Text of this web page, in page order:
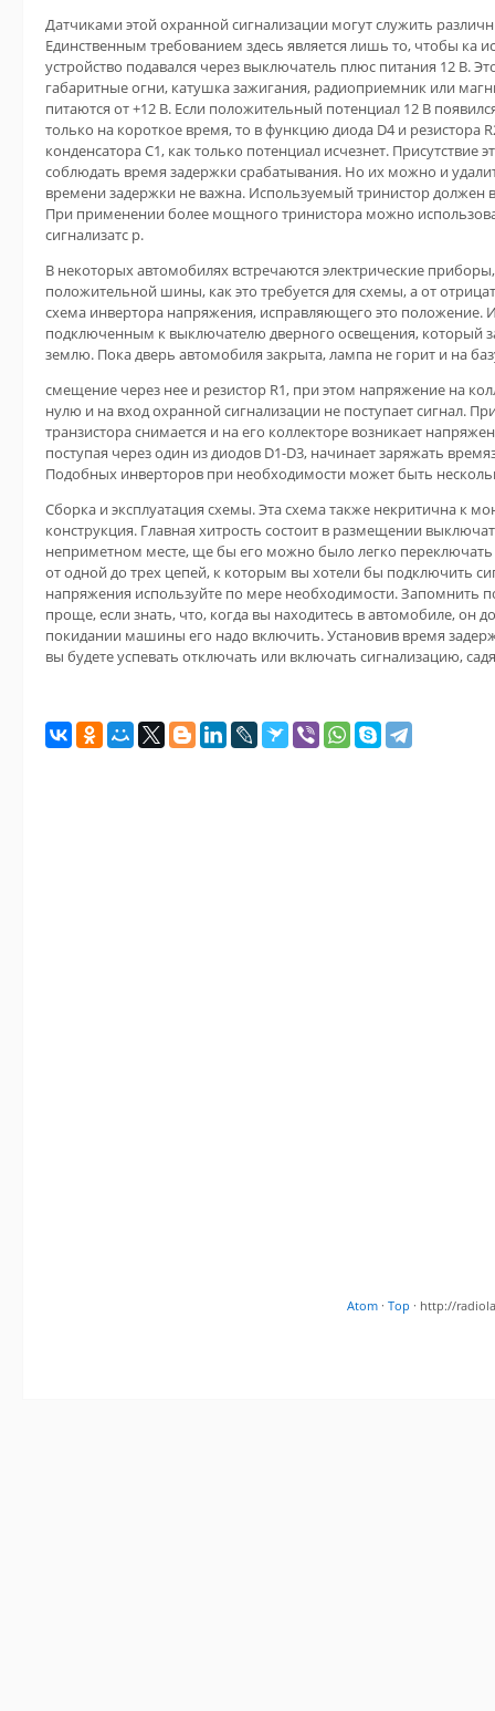
Датчиками этой охранной сигнализации могут служить
Единственным требованием здесь является лишь то, чтобы ка
устройство подавался через выключатель плюс питания 12 В.
габаритные огни, катушка зажигания, радиоприемник или
питаются от +12 В. Если положительный потенциал 12 В
только на короткое время, то в функцию диода D4 и резистора
конденсатора С1, как только потенциал исчезнет. Присутствие
соблюдать время задержки срабатывания. Но их можно и
времени задержки не важна. Используемый тринистор должен
При применении более мощного тринистора можно
сигнализатс р.
В некоторых автомобилях встречаются электрические
положительной шины, как это требуется для схемы, а от
схема инвертора напряжения, исправляющего это положение.
подключенным к выключателю дверного освещения, который
землю. Пока дверь автомобиля закрыта, лампа не горит и на
смещение через нее и резистор R1, при этом напряжение на
нулю и на вход охранной сигнализации не поступает сигнал.
транзистора снимается и на его коллекторе возникает
поступая через один из диодов D1-D3, начинает заряжать
Подобных инверторов при необходимости может быть
Сборка и эксплуатация схемы. Эта схема также некритична к
конструкция. Главная хитрость состоит в размещении
неприметном месте, ще бы его можно было легко
от одной до трех цепей, к которым вы хотели бы подключить
напряжения используйте по мере необходимости. Запомнить
проще, если знать, что, когда вы находитесь в автомобиле, он
покидании машины его надо включить. Установив время
вы будете успевать отключать или включать сигнализацию,
Atom · Top · http://